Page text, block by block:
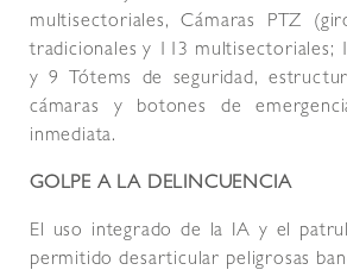
multisectoriales, Cámaras PTZ
tradicionales y 113 multisectoriales;
y 9 Tótems de seguridad,
cámaras y botones de
inmediata.
GOLPE A LA DELINCUENCIA
El uso integrado de la IA y el
permitido desarticular peligrosas